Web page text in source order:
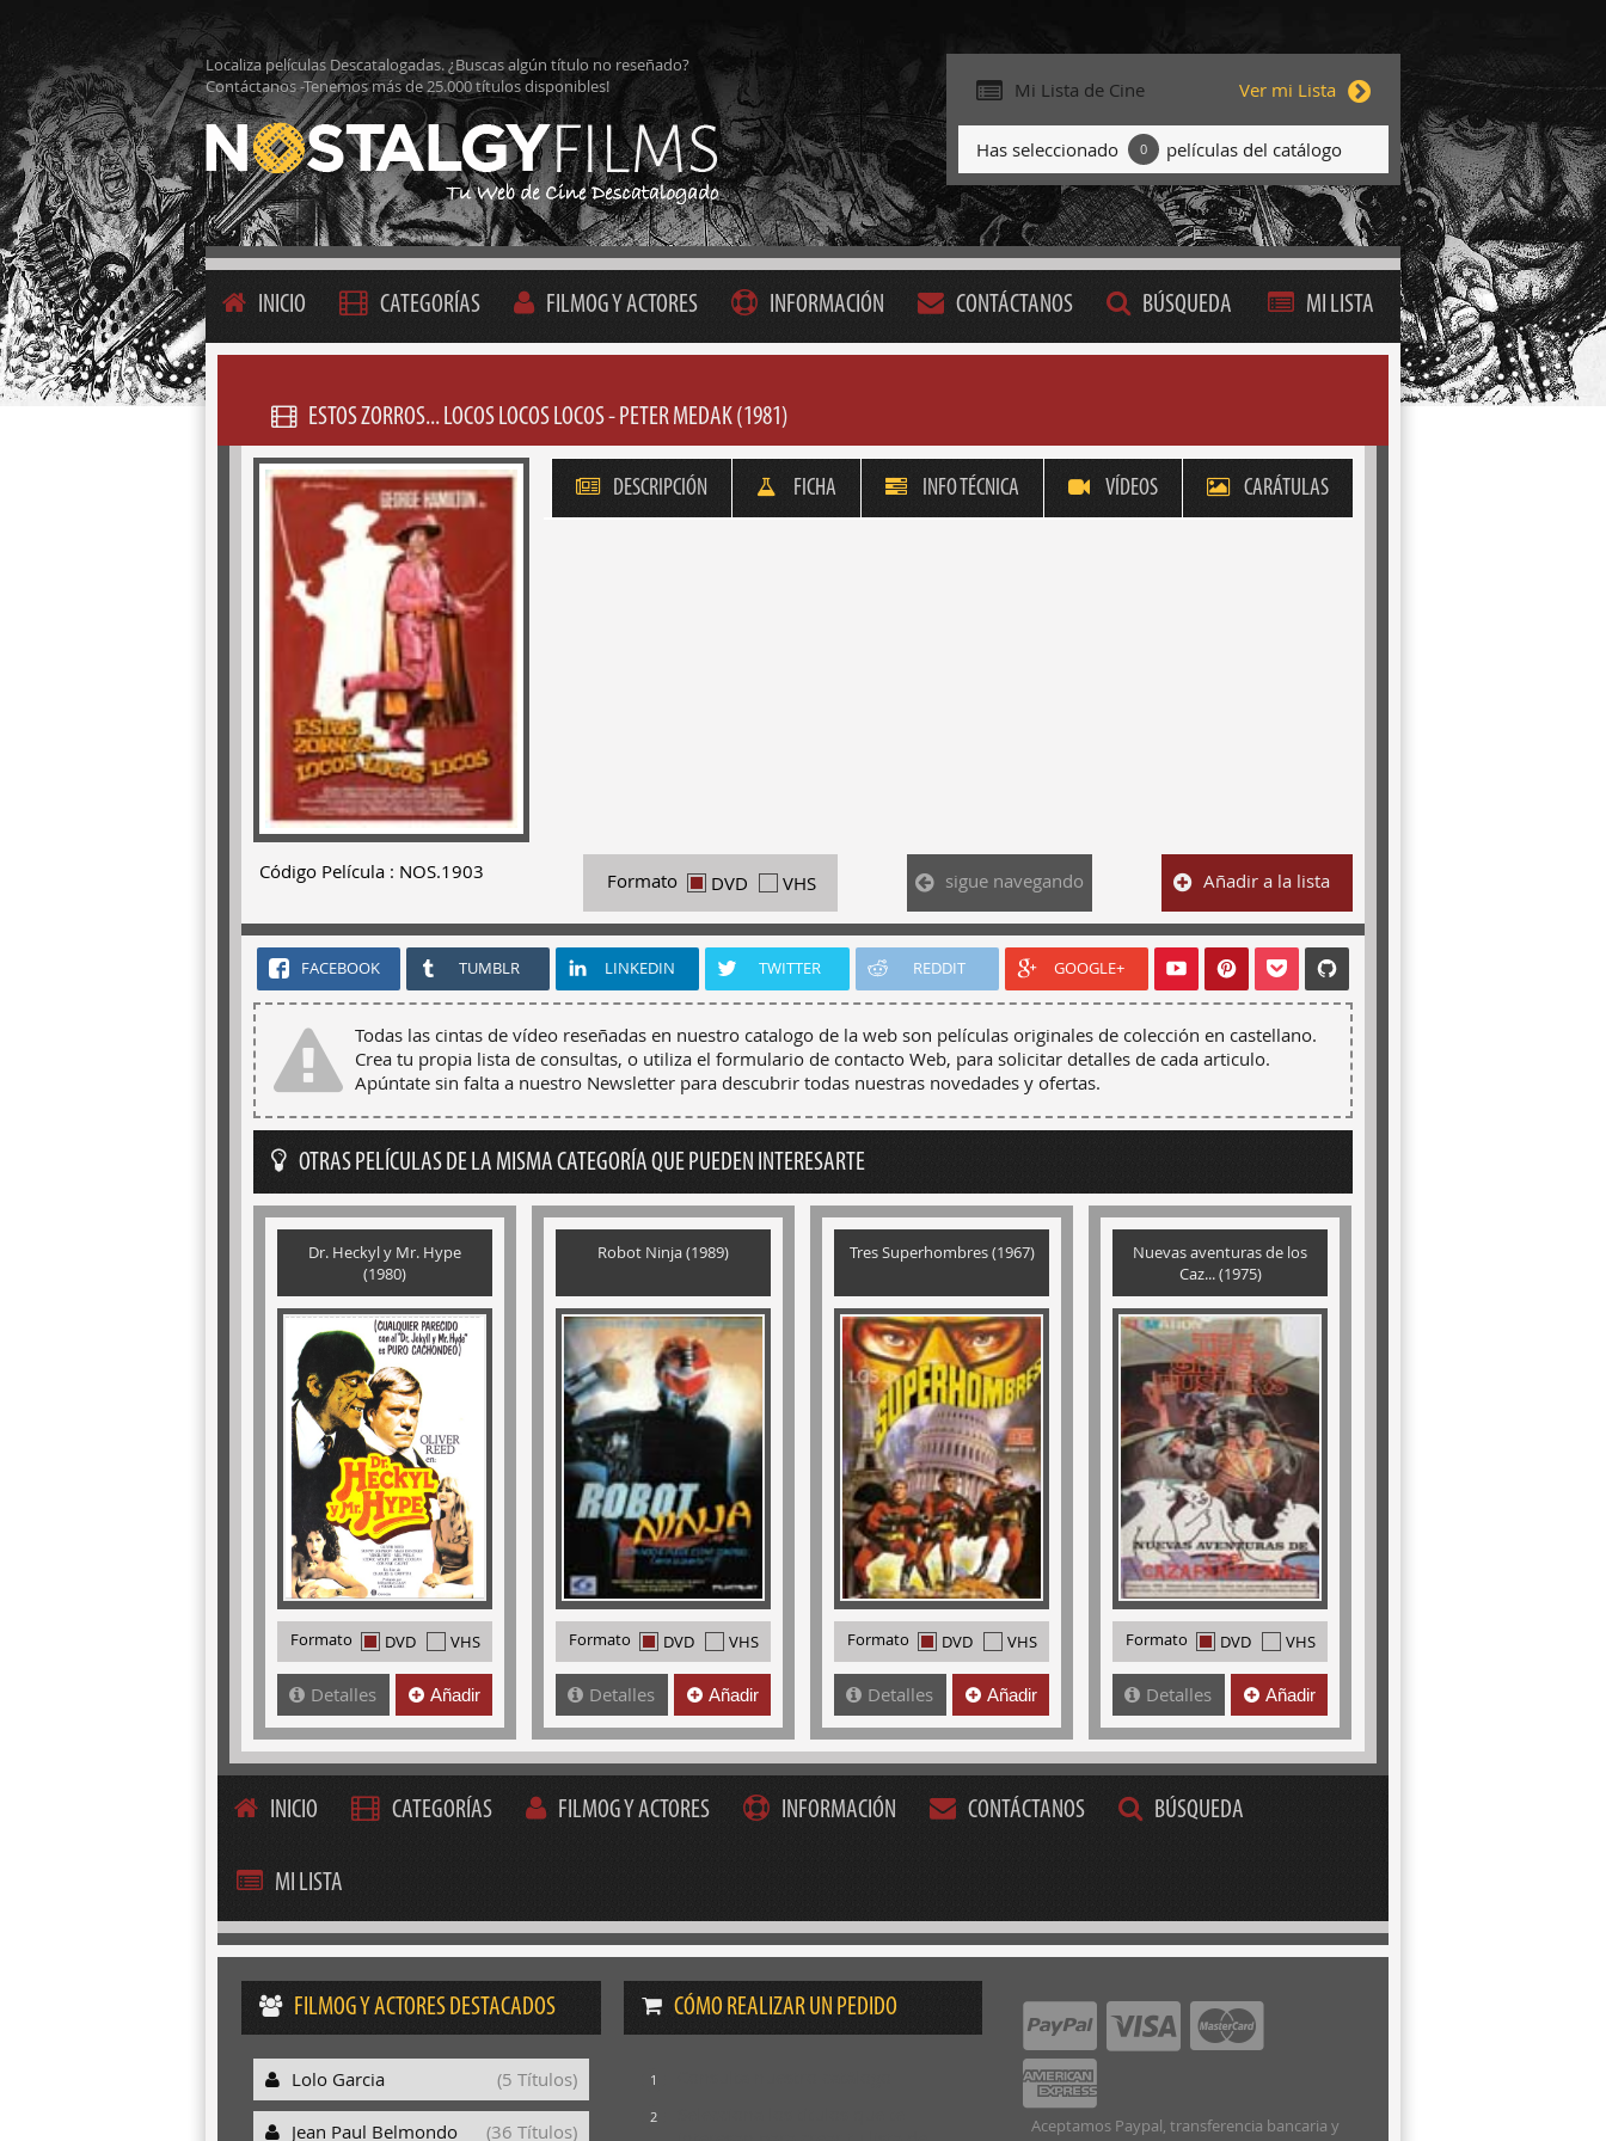
Localiza películas Descatalogadas. ¿Buscas algún título no reseñado?
Contáctanos -Tenemos más de 25.000 títulos disponibles!
Mi Lista de Cine Ver mi Lista
Has seleccionado 0 películas del catálogo
INICIO CATEGORÍAS FILMOG Y ACTORES INFORMACIÓN CONTÁCTANOS BÚSQUEDA MI LISTA
ESTOS ZORROS... LOCOS LOCOS LOCOS - PETER MEDAK (1981)
DESCRIPCIÓN FICHA INFO TÉCNICA VÍDEOS CARÁTULAS
Código Película : NOS.1903 Formato DVD VHS sigue navegando Añadir a la lista
FACEBOOK TUMBLR LINKEDIN TWITTER REDDIT GOOGLE+
Todas las cintas de vídeo reseñadas en nuestro catalogo de la web son películas originales de colección en castellano.
Crea tu propia lista de consultas, o utiliza el formulario de contacto Web, para solicitar detalles de cada articulo.
Apúntate sin falta a nuestro Newsletter para descubrir todas nuestras novedades y ofertas.
OTRAS PELÍCULAS DE LA MISMA CATEGORÍA QUE PUEDEN INTERESARTE
Dr. Heckyl y Mr. Hype
(1980)
Formato DVD VHS
Detalles Añadir
Robot Ninja (1989)
Formato DVD VHS
Detalles Añadir
Tres Superhombres (1967)
Formato DVD VHS
Detalles Añadir
Nuevas aventuras de los
Caz... (1975)
Formato DVD VHS
Detalles Añadir
INICIO CATEGORÍAS FILMOG Y ACTORES INFORMACIÓN CONTÁCTANOS BÚSQUEDA
MI LISTA
FILMOG Y ACTORES DESTACADOS
Lolo Garcia (5 Títulos)
Jean Paul Belmondo (36 Títulos)
CÓMO REALIZAR UN PEDIDO
1
2
Aceptamos Paypal, transferencia bancaria y